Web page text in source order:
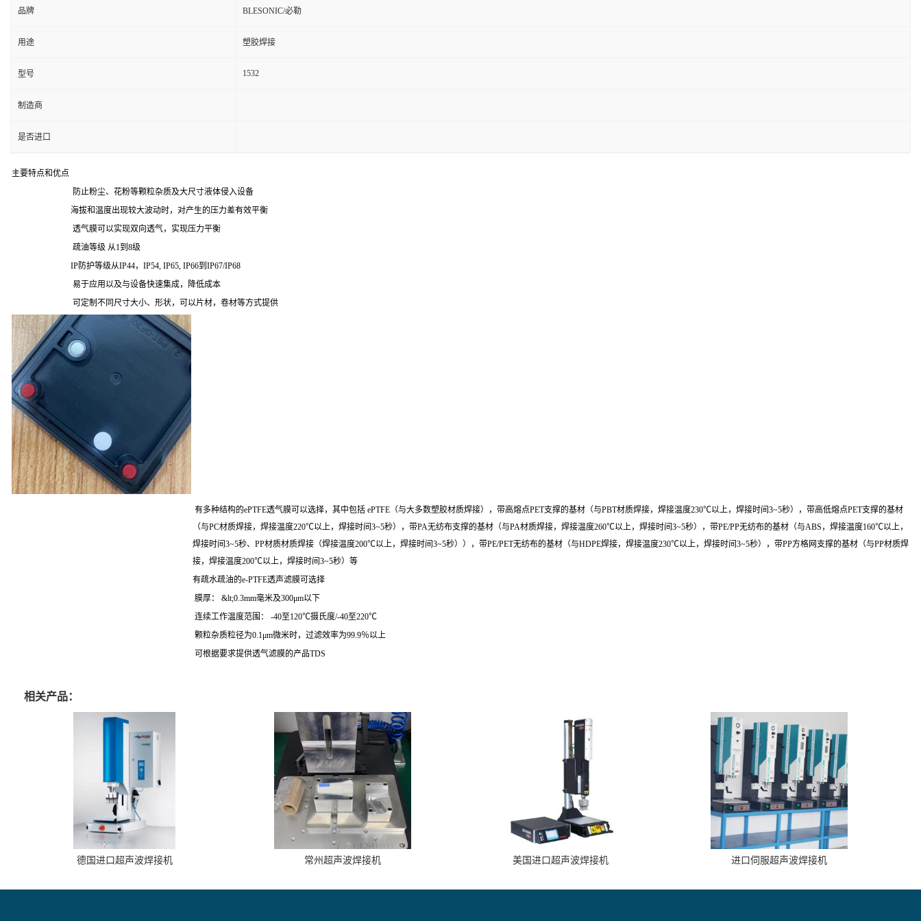
品牌 BLESONIC/必勒
用途 塑胶焊接
型号 1532
制造商
是否进口
主要特点和优点
防止粉尘、花粉等颗粒杂质及大尺寸液体侵入设备
海拔和温度出现较大波动时，对产生的压力差有效平衡
透气膜可以实现双向透气，实现压力平衡
疏油等级 从1到8级
IP防护等级从IP44，IP54, IP65, IP66到IP67/IP68
易于应用以及与设备快速集成，降低成本
可定制不同尺寸大小、形状，可以片材，卷材等方式提供
有多种结构的ePTFE透气膜可以选择，其中包括 ePTFE（与大多数塑胶材质焊接），带高熔点PET支撑的基材（与PBT材质焊接，焊接温度230℃以上，焊接时间3~5秒），带高低熔点PET支撑的基材
（与PC材质焊接，焊接温度220℃以上，焊接时间3~5秒），带PA无纺布支撑的基材（与PA材质焊接，焊接温度260℃以上，焊接时间3~5秒），带PE/PP无纺布的基材（与ABS，焊接温度160℃以上，
焊接时间3~5秒、PP材质材质焊接（焊接温度200℃以上，焊接时间3~5秒）），带PE/PET无纺布的基材（与HDPE焊接，焊接温度230℃以上，焊接时间3~5秒），带PP方格网支撑的基材（与PP材质焊
接，焊接温度200℃以上，焊接时间3~5秒）等
有疏水疏油的e-PTFE透声滤膜可选择
膜厚： &lt;0.3mm毫米及300μm以下
连续工作温度范围： -40至120℃摄氏度/-40至220℃
颗粒杂质粒径为0.1μm微米时，过滤效率为99.9％以上
可根据要求提供透气滤膜的产品TDS
相关产品：
德国进口超声波焊接机 常州超声波焊接机 美国进口超声波焊接机 进口伺服超声波焊接机